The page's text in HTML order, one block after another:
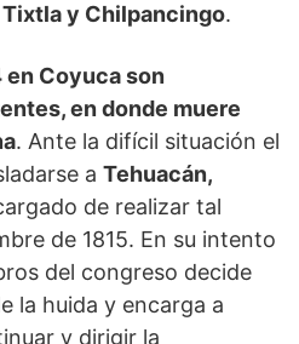
y Chilpancingo.
en Coyuca son
en donde muere
. Ante la difícil situación el
a Tehuacán,
de realizar tal
de 1815. En su intento
del congreso decide
la huida y encarga a
y dirigir la